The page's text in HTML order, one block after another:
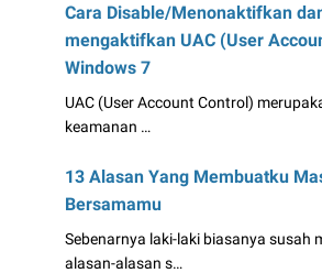
Cara Disable/Menonaktifkan
mengaktifkan UAC (User
Windows 7
UAC (User Account Control)
keamanan …
13 Alasan Yang Membuatku
Bersamamu
Sebenarnya laki-laki biasanya susah
alasan-alasan s…